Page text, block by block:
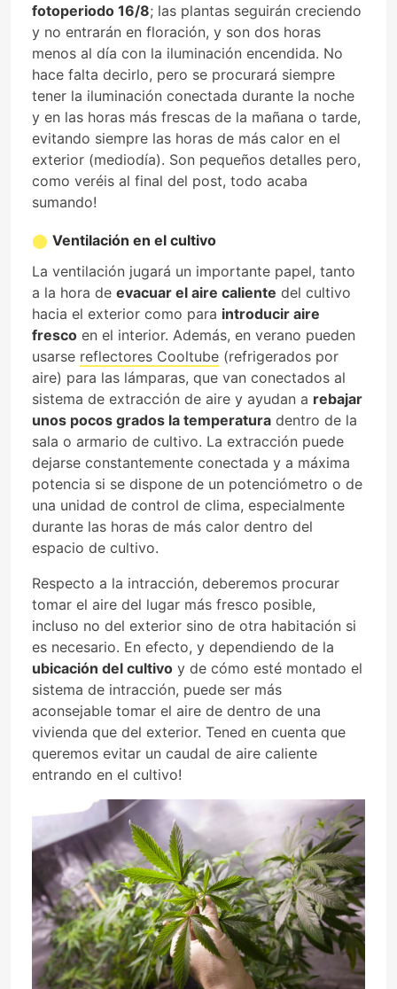
fotoperiodo 16/8; las plantas seguirán creciendo
y no entrarán en floración, y son dos horas
menos al día con la iluminación encendida. No
hace falta decirlo, pero se procurará siempre
tener la iluminación conectada durante la noche
y en las horas más frescas de la mañana o tarde,
evitando siempre las horas de más calor en el
exterior (mediodía). Son pequeños detalles pero,
como veréis al final del post, todo acaba
sumando!
Ventilación en el cultivo
La ventilación jugará un importante papel, tanto
a la hora de evacuar el aire caliente del cultivo
hacia el exterior como para introducir aire
fresco en el interior. Además, en verano pueden
usarse reflectores Cooltube (refrigerados por
aire) para las lámparas, que van conectados al
sistema de extracción de aire y ayudan a rebajar
unos pocos grados la temperatura dentro de la
sala o armario de cultivo. La extracción puede
dejarse constantemente conectada y a máxima
potencia si se dispone de un potenciómetro o de
una unidad de control de clima, especialmente
durante las horas de más calor dentro del
espacio de cultivo.
Respecto a la intracción, deberemos procurar
tomar el aire del lugar más fresco posible,
incluso no del exterior sino de otra habitación si
es necesario. En efecto, y dependiendo de la
ubicación del cultivo y de cómo esté montado el
sistema de intracción, puede ser más
aconsejable tomar el aire de dentro de una
vivienda que del exterior. Tened en cuenta que
queremos evitar un caudal de aire caliente
entrando en el cultivo!